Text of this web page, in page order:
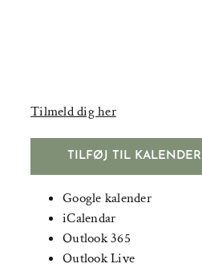
Tilmeld dig her
TILFØJ TIL KALENDER
Google kalender
iCalendar
Outlook 365
Outlook Live